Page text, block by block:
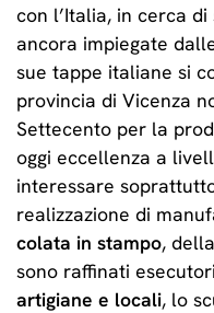
con l’Italia, in cerca
ancora impiegate
sue tappe italiane si
provincia di Vicenza
Settecento per la
oggi eccellenza a
interessare
realizzazione di
colata in stampo,
sono raffinati
artigiane e locali, lo